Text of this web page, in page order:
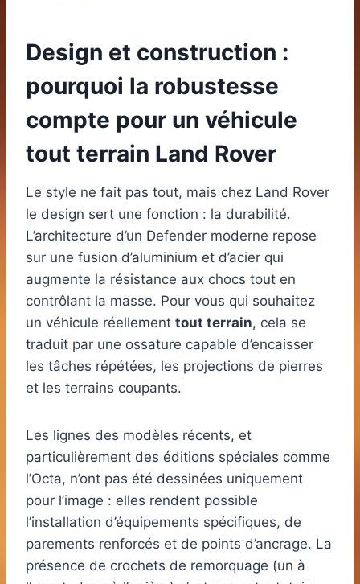
Design et construction :
pourquoi la robustesse
compte pour un véhicule
tout terrain Land Rover
Le style ne fait pas tout, mais chez Land Rover
le design sert une fonction : la durabilité.
L’architecture d’un Defender moderne repose
sur une fusion d’aluminium et d’acier qui
augmente la résistance aux chocs tout en
contrôlant la masse. Pour vous qui souhaitez
un véhicule réellement tout terrain, cela se
traduit par une ossature capable d’encaisser
les tâches répétées, les projections de pierres
et les terrains coupants.
Les lignes des modèles récents, et
particulièrement des éditions spéciales comme
l’Octa, n’ont pas été dessinées uniquement
pour l’image : elles rendent possible
l’installation d’équipements spécifiques, de
parements renforcés et de points d’ancrage. La
présence de crochets de remorquage (un à